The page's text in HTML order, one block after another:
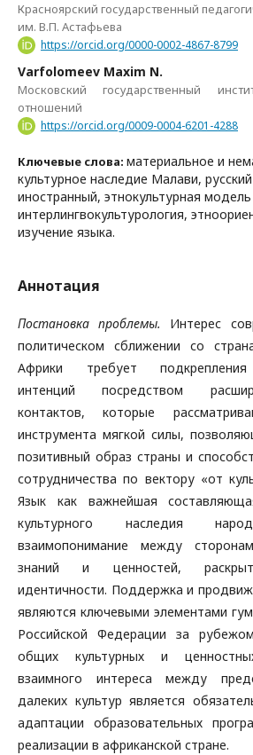
Красноярский государственный
им. В.П. Астафьева
https://orcid.org/0000-0002-4867-8799
Varfolomeev Maxim N.
Московский государственный
отношений
https://orcid.org/0009-0004-6201-4288
Ключевые слова: материальное и
культурное наследие Малави,
иностранный, этнокультурная
интерлингвокультурология,
изучение языка.
Аннотация
Постановка проблемы.
Интерес
политическом сближении со
Африки требует подкрепления
интенций посредством
контактов, которые
инструмента мягкой силы,
позитивный образ страны и
сотрудничества по вектору «от
Язык как важнейшая
культурного наследия
взаимопонимание между
знаний и ценностей,
идентичности. Поддержка и
являются ключевыми элементами
Российской Федерации за рубежом
общих культурных и
взаимного интереса между
далеких культур является
адаптации образовательных
реализации в африканской стране.